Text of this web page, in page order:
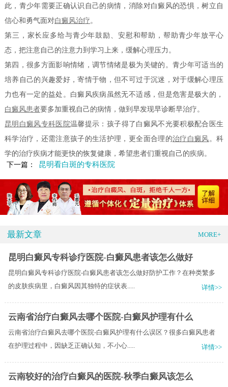
此，青少年需要正确认识自己的病情，消除对白癜风的恐惧，树立自
信心和勇气面对白癜风治疗。
第三，家长应多给与青少年鼓励、安慰和帮助，帮助青少年放平心
态，把注意自己的注意力到学习上来，缓解心理压力。
第四，很多方面影响情绪，调节情绪是极为关键的。青少年可适当的
培养自己的兴趣爱好，寄情于物，但不可过于沉迷，对于缓解心理压
力也有一定的益处。白癜风疾病虽然无不适感，但是危害是极大的，
白癜风患者要多加重视自己的病情，做到早发现早诊断早治疗。
昆明白癜风专科医院温馨提示：孩子得了白癜风不光要积极配合医生
科学治疗，还需注意孩子的生活护理，更全面合理的治疗白癜风。科
学的治疗疾病才能更快的恢复健康，希望患者们重视自己的疾病。
下一篇：
昆明看白斑的专科医院
最新文章 MORE+
昆明白癜风专科诊疗医院-白癜风患者该怎么做好
昆明白癜风专科诊疗医院-白癜风患者该怎么做好防护工作？在种类繁多
的皮肤疾病里，白癜风因其独特的症状表.....
详情>>
云南省治疗白癜风去哪个医院-白癜风护理有什么
云南省治疗白癜风去哪个医院-白癜风护理有什么误区？很多白癜风患者
在护理过程中，因缺乏正确认知，不小心.....
详情>>
云南较好的治疗白癜风的医院-秋季白癜风该怎么